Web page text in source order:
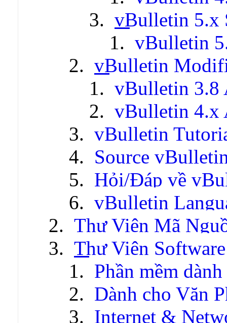
vBulletin 5.x
vBulletin
vBulletin
vBulletin 3.8
vBulletin 4.x
vBulletin
Source
Hỏi/Đáp về
vBulletin
Thư Viện Mã
Thư Viện Software
Phần mềm
Dành cho Văn
Internet &